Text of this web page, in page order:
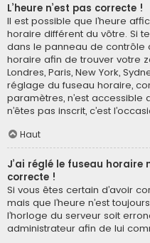
L’heure n’est pas correcte !
Il est possible que l’heure
horaire différent du vôtre. Si
dans le panneau de contrôle
horaire afin de trouver votre
Londres, Paris, New York,
réglage du fuseau horaire,
paramètres, n’est accessible
n’êtes pas inscrit, c’est
Haut
J’ai réglé le fuseau horaire
correcte !
Si vous êtes certain d’avoir
mais que l’heure n’est
l’horloge du serveur soit
administrateur afin de lui